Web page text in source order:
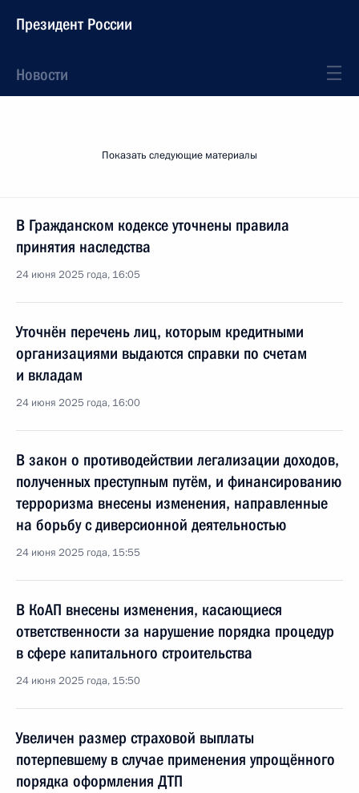
Президент России
Новости
Показать следующие материалы
В Гражданском кодексе уточнены правила
принятия наследства
24 июня 2025 года, 16:05
Уточнён перечень лиц, которым кредитными
организациями выдаются справки по счетам
и вкладам
24 июня 2025 года, 16:00
В закон о противодействии легализации доходов,
полученных преступным путём, и финансированию
терроризма внесены изменения, направленные
на борьбу с диверсионной деятельностью
24 июня 2025 года, 15:55
В КоАП внесены изменения, касающиеся
ответственности за нарушение порядка процедур
в сфере капитального строительства
24 июня 2025 года, 15:50
Увеличен размер страховой выплаты
потерпевшему в случае применения упрощённого
порядка оформления ДТП